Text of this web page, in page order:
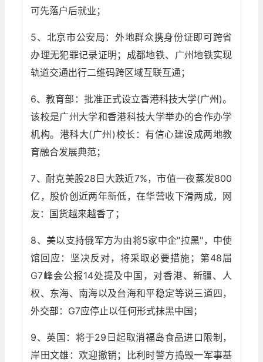
可先落户后就业；
5、北京市公安局：外地群众携身份证即可跨省
办理无犯罪记录证明；成都地铁、广州地铁实现
轨道交通出行二维码跨区域互联互通；
6、教育部：批准正式设立香港科技大学(广州)。
该校是广州大学和香港科技大学举办的合作办学
机构。港科大(广州)校长：有信心建设成两地教
育融合发展典范；
7、耐克美股28日大跌近7%，市值一夜蒸发800
亿，股价创近两年新低，在华营收下滑两成，网
友：国货越来越香了；
8、美以支持俄军方为由将5家中企"拉黑"，中使
馆回应：坚决反对，将采取必要措施；第48届
G7峰会公报14处提及中国，对香港、新疆、人
权、东海、南海以及台海和平稳定等说三道四，
外交部：G7应停止以任何形式抹黑中国；
9、英国：将于29日起取消福岛食品进口限制，
岸田文雄：欢迎撤销；比利时警方捣毁一军事基